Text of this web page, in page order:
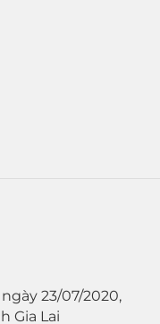
23/07/2020,
Gia Lai